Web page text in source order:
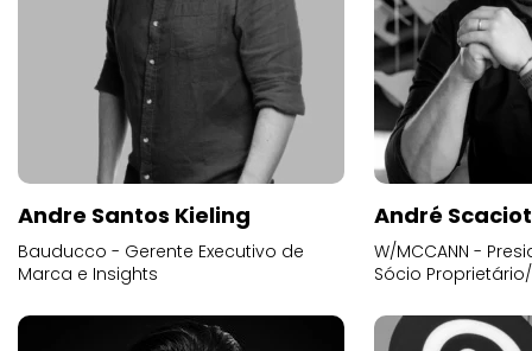
Andre Santos Kieling
Bauducco - Gerente Executivo de
Marca e Insights
André
W/MCCANN -
Sócio